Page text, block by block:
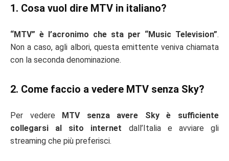
1. Cosa vuol dire MTV in italiano?
“MTV” è l’acronimo che sta per “Music Television”.
Non a caso, agli albori, questa emittente veniva chiamata
con la seconda denominazione.
2. Come faccio a vedere MTV senza Sky?
Per vedere
MTV senza avere Sky è sufficiente
collegarsi al sito internet dall’Italia e avviare gli
streaming che più preferisci.